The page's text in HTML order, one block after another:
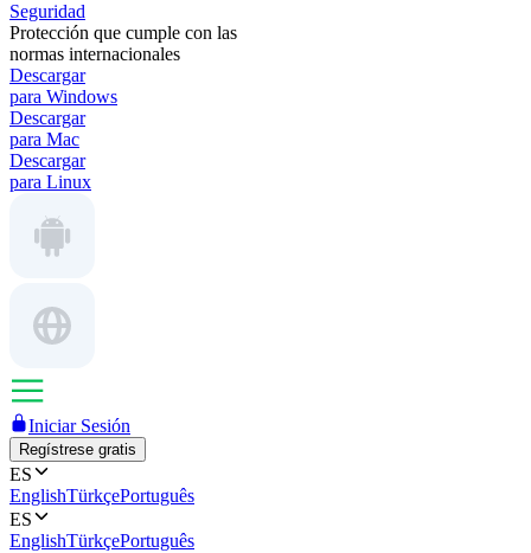
Seguridad
Protección que cumple con las
normas internacionales
Descargar
para Windows
Descargar
para Mac
Descargar
para Linux
Iniciar Sesión
Regístrese gratis
ES
EnglishTürkçePortuguês
ES
EnglishTürkçePortuguês